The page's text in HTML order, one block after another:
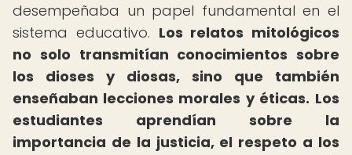
desempeñaba un papel fundamental en el
sistema educativo. Los relatos mitológicos
no solo transmitían conocimientos sobre
los dioses y diosas, sino que también
enseñaban lecciones morales y éticas. Los
estudiantes aprendían sobre la
importancia de la justicia, el respeto a los